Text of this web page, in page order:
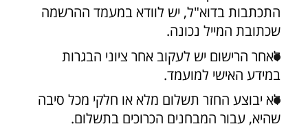
התכתבות בדוא"ל, יש לוודא במעמד ההרשמה
שכתובת המייל נכונה.
לאחר הרישום יש לעקוב אחר ציוני הבגרות
במידע האישי למועמד.
לא יבוצע החזר תשלום מלא או חלקי מכל סיבה
שהיא, עבור המבחנים הכרוכים בתשלום.